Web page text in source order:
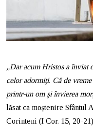
„Dar acum Hristos a înviat
celor adormiţi. Că de
printr-un om şi învierea
lăsat ca moștenire Sfântul
Corinteni (I Cor. 15, 20-